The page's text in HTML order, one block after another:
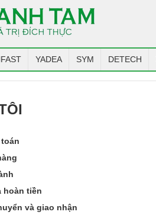
YADEA SYM DETECH
hoàn tiền
và giao nhận